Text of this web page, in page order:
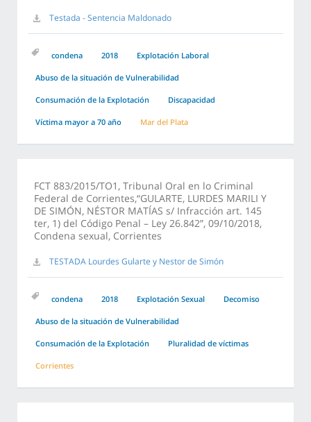
Testada - Sentencia Maldonado
condena 2018 Explotación Laboral
Abuso de la situación de Vulnerabilidad
Consumación de la Explotación Discapacidad
Víctima mayor a 70 año Mar del Plata
FCT 883/2015/TO1, Tribunal Oral en lo Criminal
Federal de Corrientes,“GULARTE, LURDES MARILI Y
DE SIMÓN, NÉSTOR MATÍAS s/ Infracción art. 145
ter, 1) del Código Penal – Ley 26.842”, 09/10/2018,
Condena sexual, Corrientes
TESTADA Lourdes Gularte y Nestor de Simón
condena 2018 Explotación Sexual Decomiso
Abuso de la situación de Vulnerabilidad
Consumación de la Explotación Pluralidad de víctimas
Corrientes